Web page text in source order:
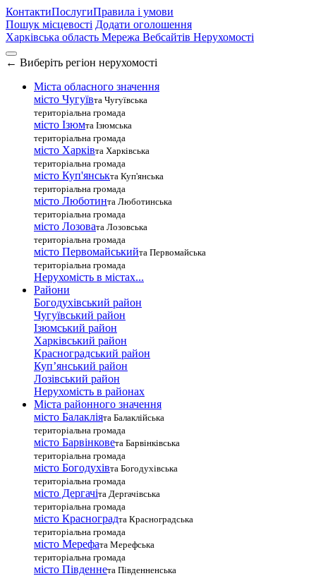
КонтактиПослугиПравила і умови
Пошук місцевості Додати оголошення
Харківська область Мережа Вебсайтів Нерухомості
← Виберіть регіон нерухомості
Міста обласного значення
місто Чугуївта Чугуївська
територіальна громада
місто Ізюмта Ізюмська
територіальна громада
місто Харківта Харківська
територіальна громада
місто Куп'янськта Куп'янська
територіальна громада
місто Люботинта Люботинська
територіальна громада
місто Лозовата Лозовська
територіальна громада
місто Первомайськийта Первомайська
територіальна громада
Нерухомість в містах...
Райони
Богодухівський район
Чугуївський район
Ізюмський район
Харківський район
Красноградський район
Куп’янський район
Лозівський район
Нерухомість в районах
Міста районного значення
місто Балакліята Балаклійська
територіальна громада
місто Барвінковета Барвінківська
територіальна громада
місто Богодухівта Богодухівська
територіальна громада
місто Дергачіта Дергачівська
територіальна громада
місто Красноградта Красноградська
територіальна громада
місто Мерефата Мерефська
територіальна громада
місто Південнета Південненська